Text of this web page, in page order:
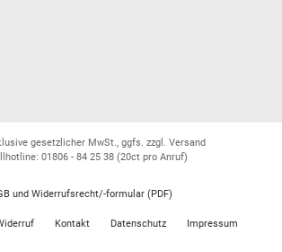
gesetzlicher MwSt., ggfs. zzgl. Versand
01806 - 84 25 38 (20ct pro Anruf)
und Widerrufsrecht/-formular (PDF)
Kontakt Datenschutz Impressum